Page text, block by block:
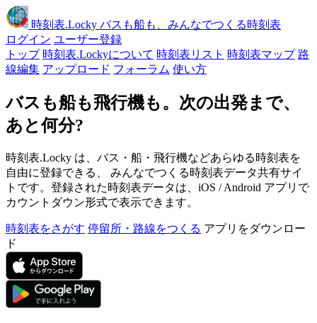
時刻表.Locky バスも船も、みんなでつくる時刻表
ログイン ユーザー登録
トップ 時刻表.Lockyについて 時刻表リスト 時刻表マップ 路
線編集 アップロード フォーラム 使い方
バスも船も飛行機も。次の出発まで、
あと何分?
時刻表.Locky は、バス・船・飛行機などあらゆる時刻表を
自由に登録できる、 みんなでつくる時刻表データ共有サイ
トです。登録された時刻表データは、iOS / Android アプリで
カウントダウン形式で表示できます。
時刻表をさがす 停留所・路線をつくる アプリをダウンロー
ド